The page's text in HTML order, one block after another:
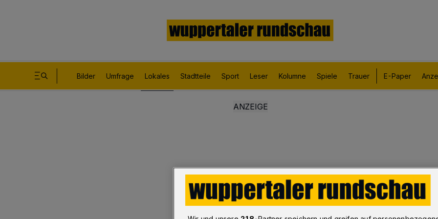
Bilder Umfrage Lokales Stadtteile Sport Leser Kolumne Spiele Trauer E-Paper